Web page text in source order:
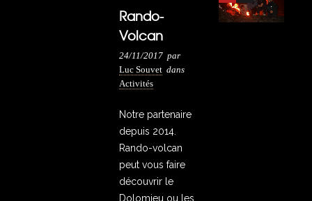
Rando-
Volcan
24/11/2017 par
Luc Souvet dans
Activités
Notre partenaire
depuis 2014.
Rando-volcan
peut vous faire
découvrir le
Dolomieu ou les